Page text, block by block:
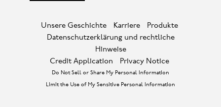
Unsere Geschichte Karriere
Produkte
Datenschutzerklärung und rechtliche
Hinweise
Credit Application
Privacy Notice
Do Not Sell or Share My Personal Information
Limit the Use of My Sensitive Personal Information